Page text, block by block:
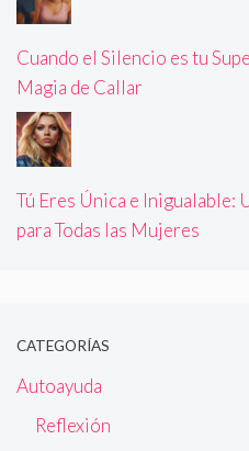
Cuando el Silencio es tu
Magia de Callar
Tú Eres Única e Inigualable:
para Todas las Mujeres
CATEGORÍAS
Autoayuda
Reflexión